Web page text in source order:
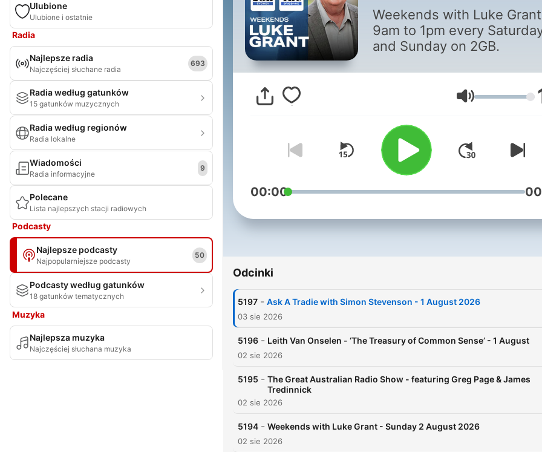
Ulubione
Ulubione i ostatnie
Radia
Najlepsze radia
Najczęściej słuchane radia
693
Radia według gatunków
15 gatunków muzycznych
Radia według regionów
Radia lokalne
Wiadomości
Radia informacyjne
9
Polecane
Lista najlepszych stacji radiowych
Podcasty
Najlepsze podcasty
Najpopularniejsze podcasty
50
Podcasty według gatunków
18 gatunków tematycznych
Muzyka
Najlepsza muzyka
Najczęściej słuchana muzyka
Weekends with Luke
9am to 1pm every
and Sunday on 2GB.
Głośność
00:00
Odcinki
5197 - Ask A Tradie with Simon Stevenson - 1 August 2026
03 sie 2026
5196 - Leith Van Onselen - ‘The Treasury of Common Sense’ - 1 August
02 sie 2026
5195 - The Great Australian Radio Show - featuring Greg Page & James
Tredinnick
02 sie 2026
5194 - Weekends with Luke Grant - Sunday 2 August 2026
02 sie 2026